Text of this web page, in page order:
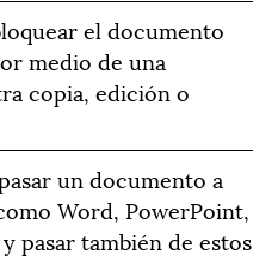
el documento
medio de una
copia, edición o
un documento a
Word, PowerPoint,
pasar también de estos